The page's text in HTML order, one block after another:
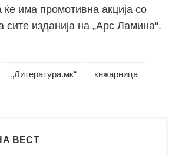
ќе има промотивна акција со
сите изданија на „Арс Ламина“.
„Литература.мк“ кнжарница
ВЕСТ